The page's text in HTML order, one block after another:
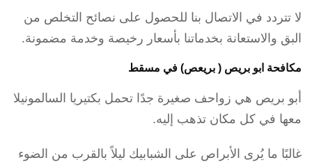
لا تتردد في الاتصال بنا للحصول على نصائح التخلص من
البق والاستعانة بخدماتنا بأسعار رخيصة وخدمة مضمونة.
مكافحة ابو بريص ( بريعص) في مسقط
أبو بريص هي زواحف صغيرة جدًا تحمل بكتيريا السالمونيلا
معها في كل مكان تذهب إليه.
غالبًا ما يُرى الأبراص على الشبابيك ليلاً بالقرب من الضوء